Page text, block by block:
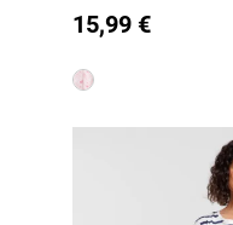
S M
15,99 €